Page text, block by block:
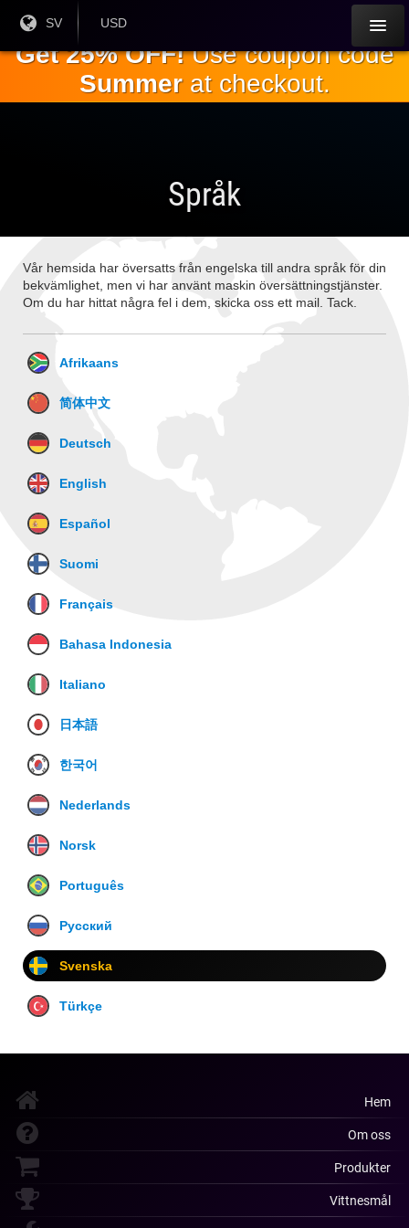
Nuvarande
språk:
SV
Aktuell
USD
Get 25% OFF!Use coupon code
Summerat checkout.
Språk
Vår hemsida har översatts från engelska till andra språk för din
bekvämlighet, men vi har använt maskin översättningstjänster.
Om du har hittat några fel i dem, skicka oss ett mail. Tack.
Afrikaans
简体中文
Deutsch
English
Español
Suomi
Français
Bahasa Indonesia
Italiano
日本語
한국어
Nederlands
Norsk
Português
Русский
Svenska
Türkçe
Hem
Om oss
Produkter
Vittnesmål